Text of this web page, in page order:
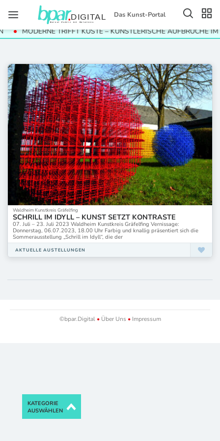
Das Kunst-Portal
MODERNE TRIFFT KÜSTE – KÜNSTLERISCHE AUFBRÜCHE IM
Waldheim Kunstkreis Gräfelfing
SCHRILL IM IDYLL – KUNST SETZT KONTRASTE
07. Juli – 23. Juli 2023 Waldheim Kunstkreis Gräfelfing Vernissage:
Donnerstag, 06.07.2023, 18.00 Uhr Farbig und knallig präsentiert sich die
Sommerausstellung „Schrill im Idyll“, die der
AKTUELLE AUSTELLUNGEN
©bpar.Digital •Über Uns •Impressum
KATEGORIE
AUSWÄHLEN